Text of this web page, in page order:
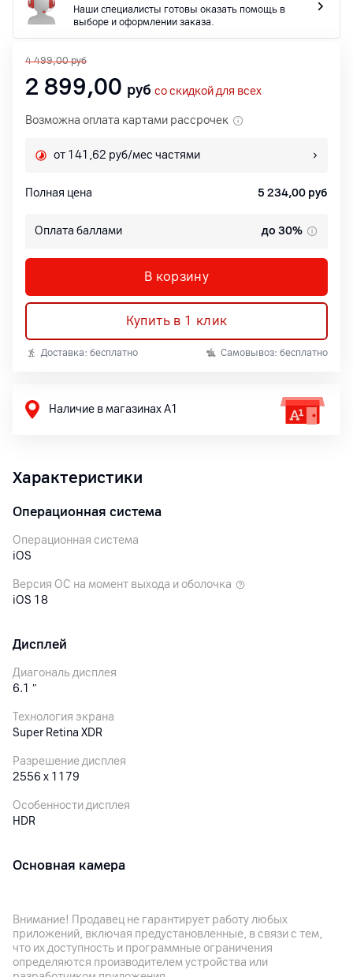
Наши специалисты готовы оказать помощь в
выборе и оформлении заказа.
4 499,00 руб
2 899,00 руб со скидкой для всех
Возможна оплата картами рассрочек
от 141,62 руб/мес частями
Полная цена 5 234,00 руб
Оплата баллами до 30%
В корзину
Купить в 1 клик
Доставка: бесплатно Самовывоз: бесплатно
Наличие в магазинах А1
Характеристики
Операционная система
Операционная система
iOS
Версия ОС на момент выхода и оболочка
iOS 18
Дисплей
Диагональ дисплея
6.1 ″
Технология экрана
Super Retina XDR
Разрешение дисплея
2556 x 1179
Особенности дисплея
HDR
Основная камера
Разрешение видео
4K
Внимание! Продавец не гарантирует работу любых
приложений, включая предустановленные, в связи с тем,
что их доступность и программные ограничения
определяются производителем устройства или